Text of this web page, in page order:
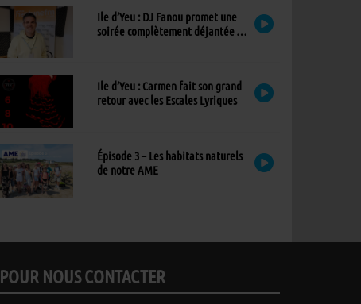
Ile d’Yeu : DJ Fanou promet une
soirée complètement déjantée à
Ile d’Yeu : Carmen fait son grand
retour avec les Escales Lyriques
Épisode 3 – Les habitats naturels
de notre AME
POUR NOUS CONTACTER